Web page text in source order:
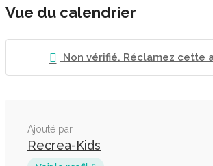
Vue du calendrier
Non vérifié. Réclamez cette
Ajouté par
Recrea-Kids